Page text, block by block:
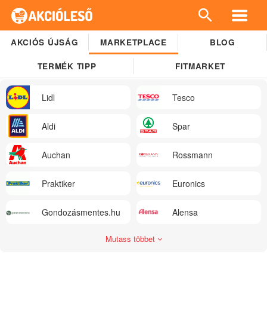
AKCIÓS ÚJSÁG MARKETPLACE BLOG
TERMÉK TIPP FITMARKET
Lidl Tesco
Aldi Spar
Auchan Rossmann
Praktiker Euronics
Gondozásmentes.hu Alensa
Mutass többet